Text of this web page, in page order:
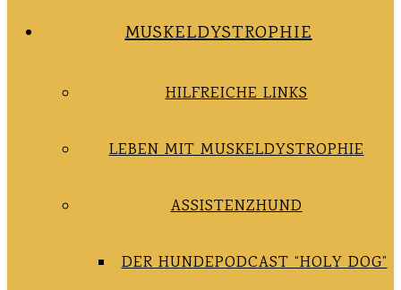
MUSKELDYSTROPHIE
HILFREICHE LINKS
LEBEN MIT MUSKELDYSTROPHIE
ASSISTENZHUND
DER HUNDEPODCAST “HOLY DOG”